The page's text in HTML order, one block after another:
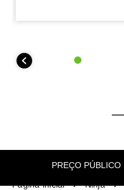
situações de
PREÇO PÚBLICO
Página inicial
Ninja